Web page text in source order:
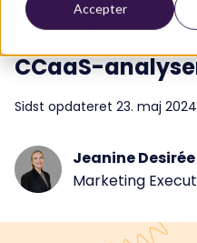
Accepter
Puzzel CX-ecosystem
Vores CX-ecosystem
Integrationer
Løsninger
Brancher
Produkter.
Contact Centre.
Contact Centre Suite
Conversational
Live Summary
Quality Management
Kundehistorier.
Blog.
Blog
Whitepapers
ROI Calculator
Om os
Om os
Kontakt os
Værdifuld
CCaaS-
Sidst opdateret 23. maj 2024
Jeanine
Marketing